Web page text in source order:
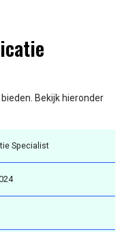
Bekijk hieronder
Specialist